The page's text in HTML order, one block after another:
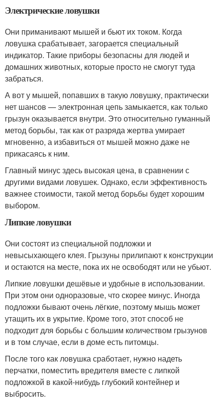
Электрические ловушки
Они приманивают мышей и бьют их током. Когда
ловушка срабатывает, загорается специальный
индикатор. Такие приборы безопасны для людей и
домашних животных, которые просто не смогут туда
забраться.
А вот у мышей, попавших в такую ловушку, практически
нет шансов — электронная цепь замыкается, как только
грызун оказывается внутри. Это относительно гуманный
метод борьбы, так как от разряда жертва умирает
мгновенно, а избавиться от мышей можно даже не
прикасаясь к ним.
Главный минус здесь высокая цена, в сравнении с
другими видами ловушек. Однако, если эффективность
важнее стоимости, такой метод борьбы будет хорошим
выбором.
Липкие ловушки
Они состоят из специальной подложки и
невысыхающего клея. Грызуны прилипают к конструкции
и остаются на месте, пока их не освободят или не убьют.
Липкие ловушки дешёвые и удобные в использовании.
При этом они одноразовые, что скорее минус. Иногда
подложки бывают очень лёгкие, поэтому мышь может
утащить их в укрытие. Кроме того, этот способ не
подходит для борьбы с большим количеством грызунов
и в том случае, если в доме есть питомцы.
После того как ловушка сработает, нужно надеть
перчатки, поместить вредителя вместе с липкой
подложкой в какой‑нибудь глубокий контейнер и
выбросить.